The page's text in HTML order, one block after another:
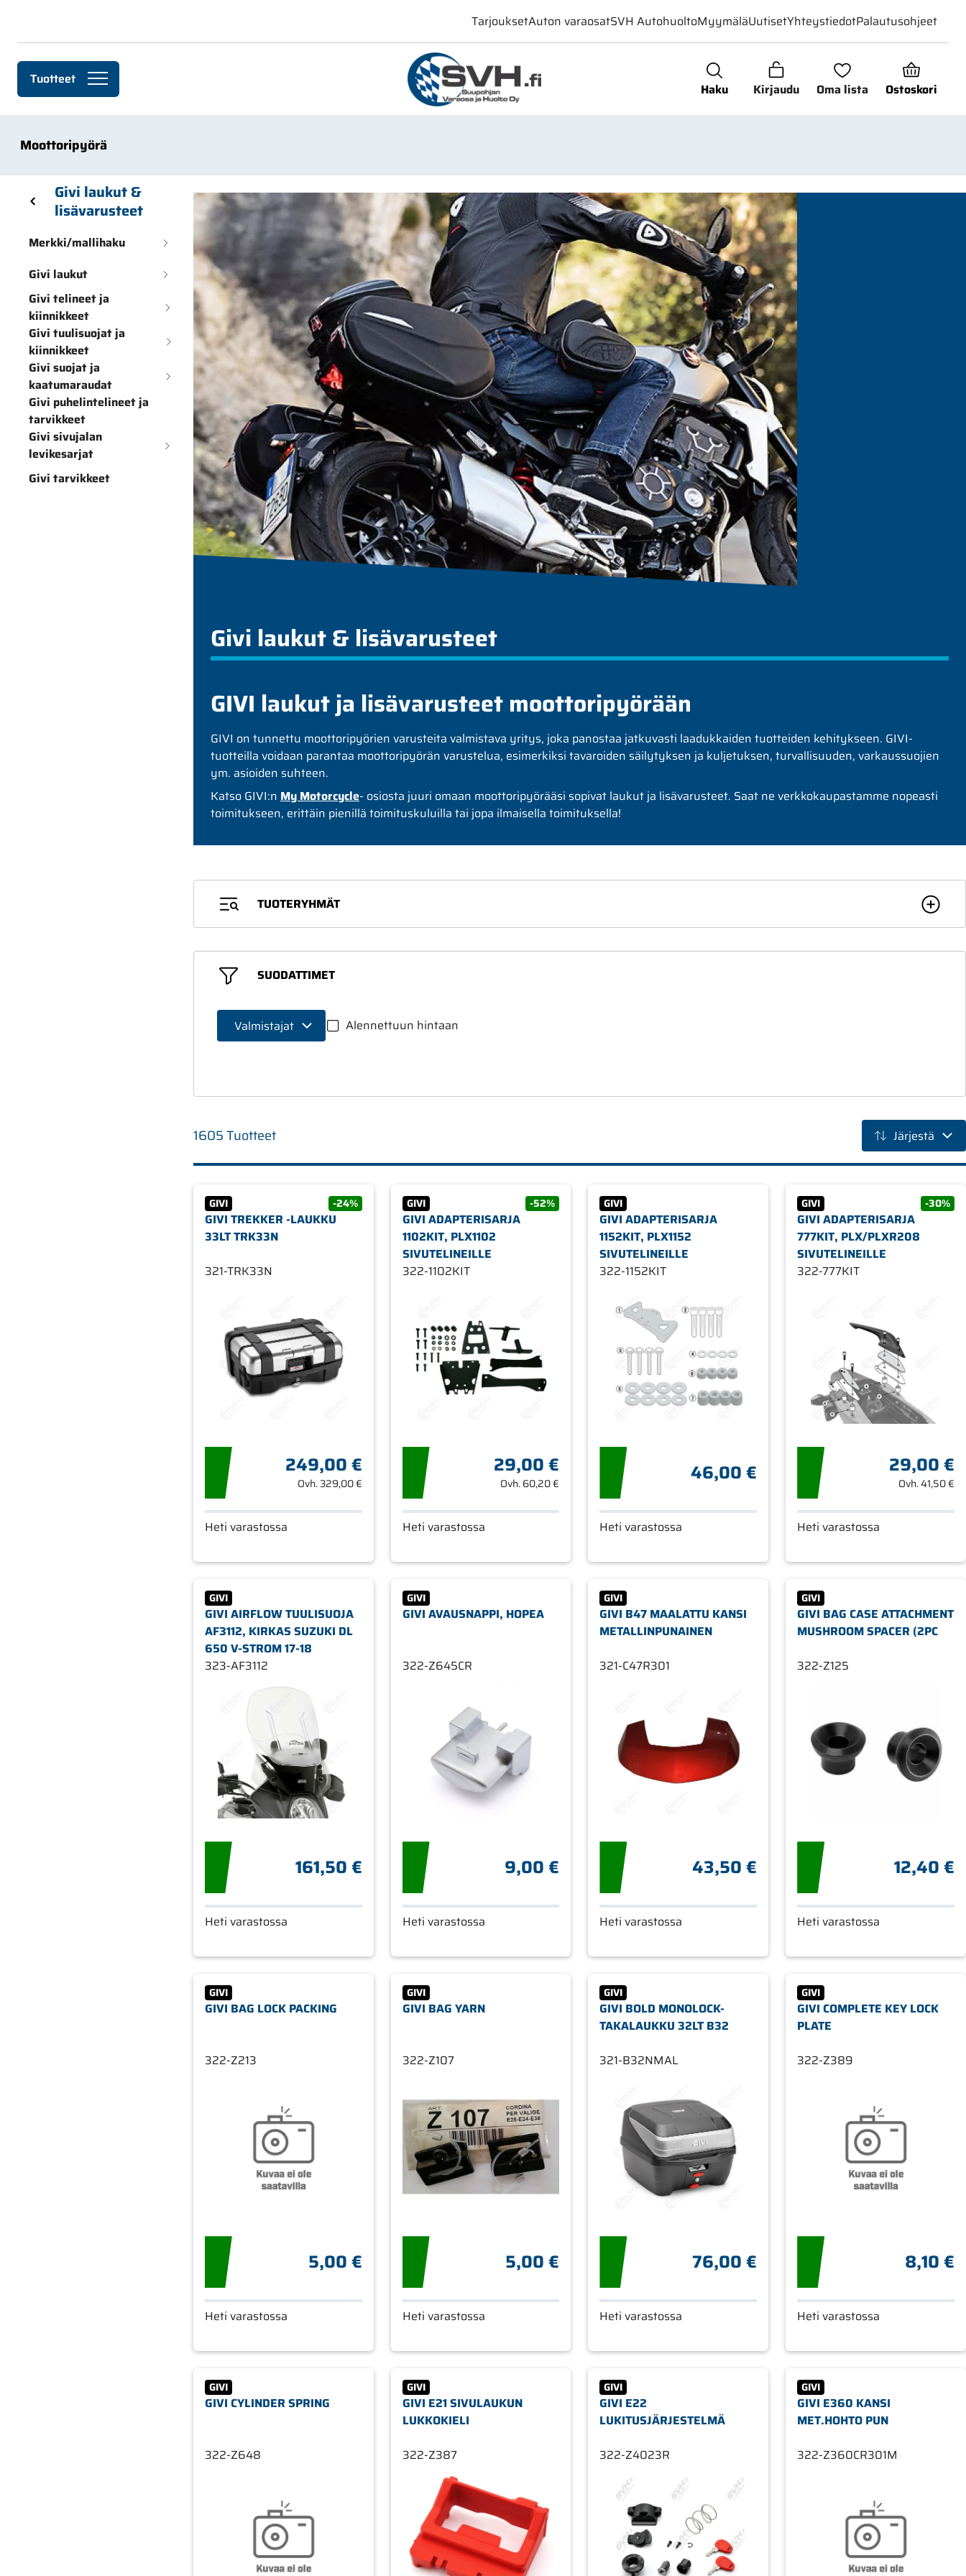
Haku Kirjaudu Oma lista Ostoskori
Tuotteet
TarjouksetAuton varaosatSVH AutohuoltoMyymäläUutisetYhteystiedotPalautusohjeet
Moottoripyörä
Skip sidebar menu
Givi laukut &
lisävarusteet
Merkki/mallihaku
Givi laukut
Givi telineet ja
kiinnikkeet
Givi tuulisuojat ja
kiinnikkeet
Givi suojat ja
kaatumaraudat
Givi puhelintelineet ja
tarvikkeet
Givi sivujalan
levikesarjat
Givi tarvikkeet
Givi laukut & lisävarusteet
GIVI laukut ja lisävarusteet moottoripyörään
GIVI on tunnettu moottoripyörien varusteita valmistava yritys, joka panostaa jatkuvasti laadukkaiden tuotteiden kehitykseen. GIVI-
tuotteilla voidaan parantaa moottoripyörän varustelua, esimerkiksi tavaroiden säilytyksen ja kuljetuksen, turvallisuuden, varkaussuojien
ym. asioiden suhteen.
Katso GIVI:nMy Motorcycle- osiosta juuri omaan moottoripyörääsi sopivat laukut ja lisävarusteet. Saat ne verkkokaupastamme nopeasti
toimitukseen, erittäin pienillä toimituskuluilla tai jopa ilmaisella toimituksella!
TUOTERYHMÄT
SUODATTIMET
Valmistajat Alennettuun hintaan
Järjestä
1605 Tuotteet
GIVI -24%
GIVI TREKKER -LAUKKU
33LT TRK33N
321-TRK33N
249,00 €
Ovh.329,00 €
Heti varastossa
GIVI -52%
GIVI ADAPTERISARJA
1102KIT, PLX1102
SIVUTELINEILLE
322-1102KIT
29,00 €
Ovh.60,20 €
Heti varastossa
GIVI
GIVI ADAPTERISARJA
1152KIT, PLX1152
SIVUTELINEILLE
322-1152KIT
46,00 €
Heti varastossa
GIVI -30%
GIVI ADAPTERISARJA
777KIT, PLX/PLXR208
SIVUTELINEILLE
322-777KIT
29,00 €
Ovh.41,50 €
Heti varastossa
GIVI
GIVI AIRFLOW TUULISUOJA
AF3112, KIRKAS SUZUKI DL
650 V-STROM 17-18
323-AF3112
161,50 €
Heti varastossa
GIVI
GIVI AVAUSNAPPI, HOPEA
322-Z645CR
9,00 €
Heti varastossa
GIVI
GIVI B47 MAALATTU KANSI
METALLINPUNAINEN
321-C47R301
43,50 €
Heti varastossa
GIVI
GIVI BAG CASE ATTACHMENT
MUSHROOM SPACER (2PC
322-Z125
12,40 €
Heti varastossa
GIVI
GIVI BAG LOCK PACKING
322-Z213
5,00 €
Heti varastossa
GIVI
GIVI BAG YARN
322-Z107
5,00 €
Heti varastossa
GIVI
GIVI BOLD MONOLOCK-
TAKALAUKKU 32LT B32
321-B32NMAL
76,00 €
Heti varastossa
GIVI
GIVI COMPLETE KEY LOCK
PLATE
322-Z389
8,10 €
Heti varastossa
GIVI
GIVI CYLINDER SPRING
322-Z648
GIVI
GIVI E21 SIVULAUKUN
LUKKOKIELI
322-Z387
GIVI
GIVI E22
LUKITUSJÄRJESTELMÄ
322-Z4023R
GIVI
GIVI E360 KANSI
MET.HOHTO PUN
322-Z360CR301M